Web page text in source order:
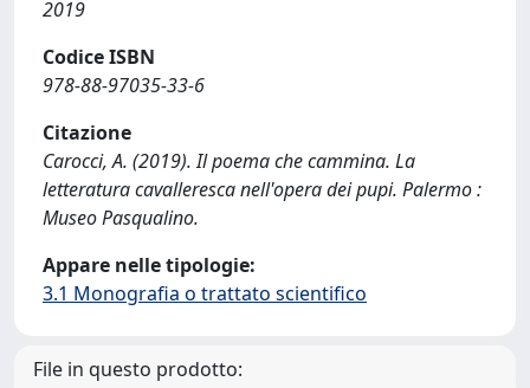
2019
Codice ISBN
978-88-97035-33-6
Citazione
Carocci, A. (2019). Il poema che cammina. La
letteratura cavalleresca nell'opera dei pupi. Palermo :
Museo Pasqualino.
Appare nelle tipologie:
3.1 Monografia o trattato scientifico
File in questo prodotto: